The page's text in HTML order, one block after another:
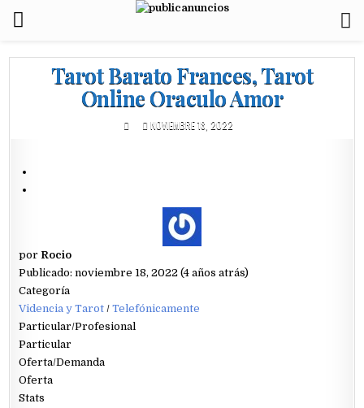
Tarot Barato Frances, Tarot
Online Oraculo Amor
NOVIEMBRE 18, 2022
por Rocio
Publicado: noviembre 18, 2022 (4 años atrás)
Categoría
Videncia y Tarot /Telefónicamente
Particular/Profesional
Particular
Oferta/Demanda
Oferta
Stats